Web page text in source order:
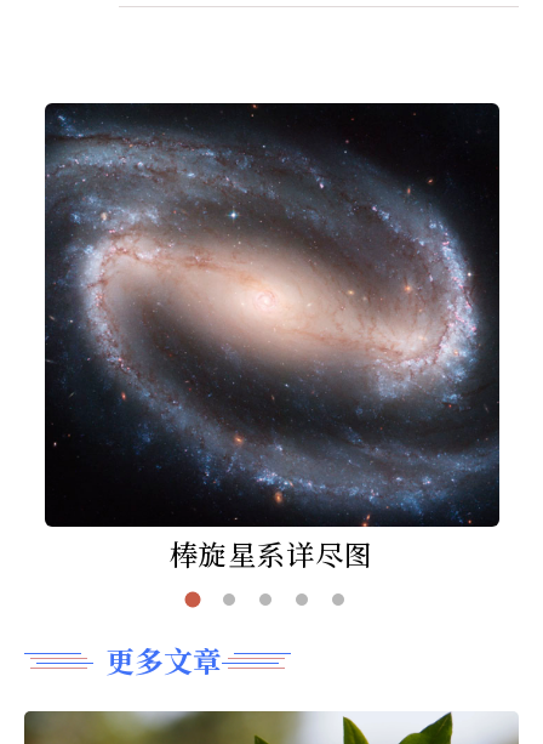
棒旋星系详尽图
更多文章